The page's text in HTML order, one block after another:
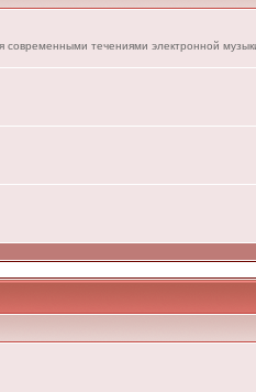
современными течениями электронной